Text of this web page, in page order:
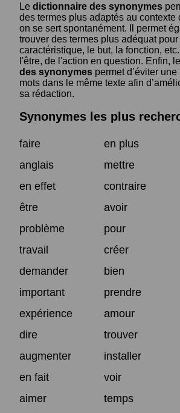
Le dictionnaire des synonymes
des termes plus adaptés au contexte
on se sert spontanément. Il permet
trouver des termes plus adéquat
caractéristique, le but, la fonction,
l'être, de l'action en question. Enfin, le
des synonymes permet d’éviter
mots dans le même texte afin
sa rédaction.
Synonymes les plus
faire
en plus
anglais
mettre
en effet
contraire
être
avoir
problème
pour
travail
créer
demander
bien
important
prendre
expérience
amour
dire
trouver
augmenter
installer
en fait
voir
aimer
temps